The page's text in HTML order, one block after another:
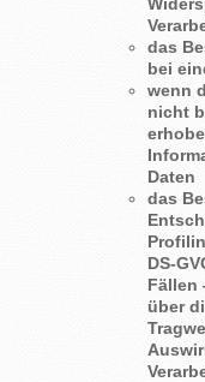
das
bei
wenn
nicht
Daten
das
DS-
Fällen
über